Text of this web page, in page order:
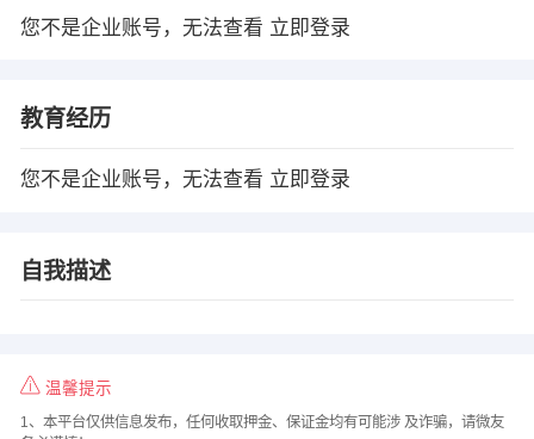
您不是企业账号，无法查看 立即登录
教育经历
您不是企业账号，无法查看 立即登录
自我描述
温馨提示
1、本平台仅供信息发布，任何收取押金、保证金均有可能涉 及诈骗，请微友